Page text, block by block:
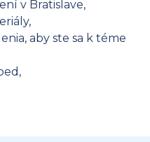
v Bratislave,
aby ste sa k téme